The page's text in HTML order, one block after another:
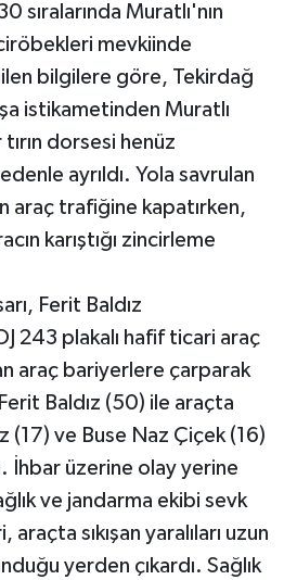
sıralarında Muratlı'nın
mevkiinde
bilgilere göre, Tekirdağ
istikametinden Muratlı
dorsesi henüz
ayrıldı. Yola savrulan
araç trafiğine kapatırken,
karıştığı zincirleme
Ferit Baldız
243 plakalı hafif ticari araç
araç bariyerlere çarparak
Baldız (50) ile araçta
(17) ve Buse Naz Çiçek (16)
İhbar üzerine olay yerine
ve jandarma ekibi sevk
sıkışan yaralıları uzun
yerden çıkardı. Sağlık